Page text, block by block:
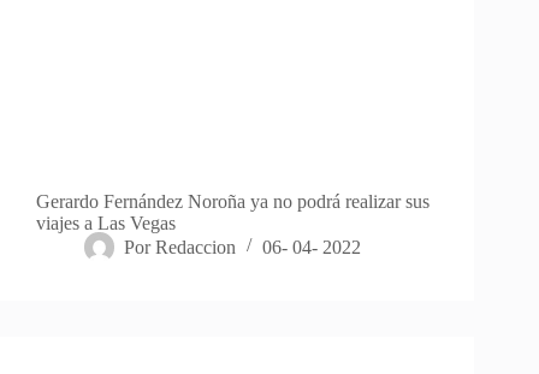
Gerardo Fernández Noroña ya no podrá realizar sus
viajes a Las Vegas
Por Redaccion 06- 04- 2022